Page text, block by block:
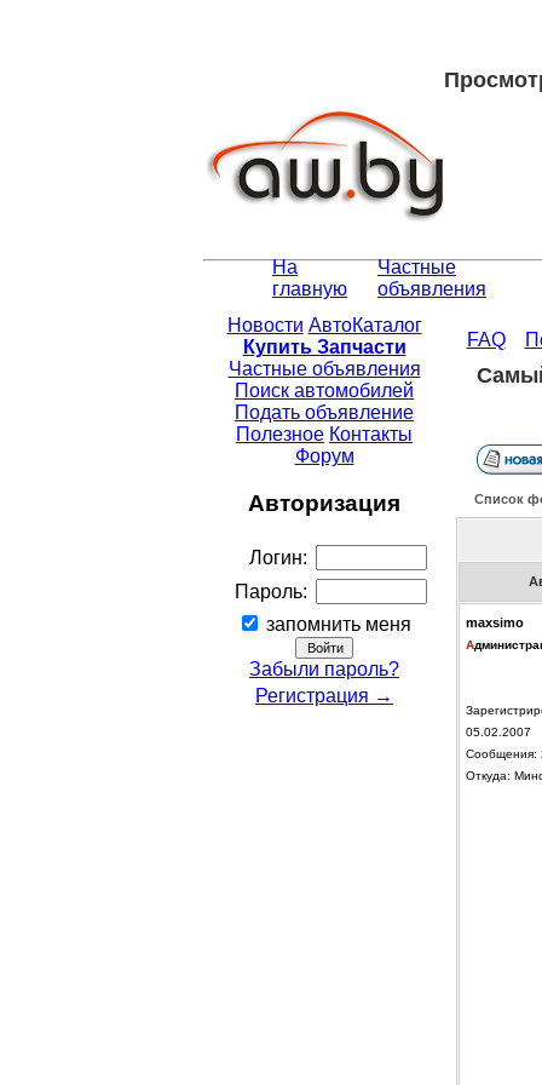
На
главную
Частные
объявления
Новости АвтоКаталог
Купить Запчасти
Частные объявления
Поиск автомобилей
Подать объявление
Полезное Контакты
Форум
Авторизация
Логин:
Пароль:
запомнить меня
Забыли пароль?
Регистрация →
FAQ
Список
maxsimo
А
05.02.2007
Сообщения:
Откуда: